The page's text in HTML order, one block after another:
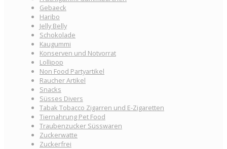
Gebaeck
Haribo
Jelly Belly
Schokolade
Kaugummi
Konserven und Notvorrat
Lollipop
Non Food Partyartikel
Raucher Artikel
Snacks
Süsses Divers
Tabak Tobacco Zigarren und E-Zigaretten
Tiernahrung Pet Food
Traubenzucker Süsswaren
Zuckerwatte
Zuckerfrei